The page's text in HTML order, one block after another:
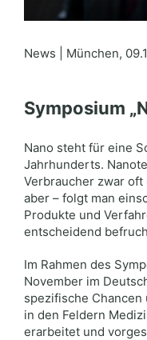
News | München,
Symposium
Nano steht für eine
Jahrhunderts.
Verbraucher zwar
aber – folgt man
Produkte und
entscheidend
Im Rahmen des
November im
spezifische
in den Feldern
erarbeitet und